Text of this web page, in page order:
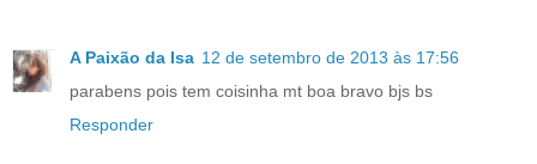
A Paixão da Isa 12 de setembro de 2013 às 17:56
parabens pois tem coisinha mt boa bravo bjs bs
Responder